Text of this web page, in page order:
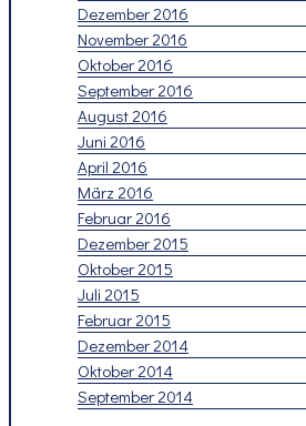
Dezember 2016
November 2016
Oktober 2016
September 2016
August 2016
Juni 2016
April 2016
März 2016
Februar 2016
Dezember 2015
Oktober 2015
Juli 2015
Februar 2015
Dezember 2014
Oktober 2014
September 2014